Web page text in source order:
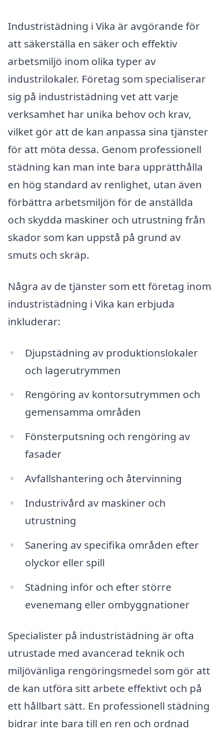
Industristädning i Vika är avgörande för
att säkerställa en säker och effektiv
arbetsmiljö inom olika typer av
industrilokaler. Företag som specialiserar
sig på industristädning vet att varje
verksamhet har unika behov och krav,
vilket gör att de kan anpassa sina tjänster
för att möta dessa. Genom professionell
städning kan man inte bara upprätthålla
en hög standard av renlighet, utan även
förbättra arbetsmiljön för de anställda
och skydda maskiner och utrustning från
skador som kan uppstå på grund av
smuts och skräp.
Några av de tjänster som ett företag inom
industristädning i Vika kan erbjuda
inkluderar:
Djupstädning av produktionslokaler
och lagerutrymmen
Rengöring av kontorsutrymmen och
gemensamma områden
Fönsterputsning och rengöring av
fasader
Avfallshantering och återvinning
Industrivård av maskiner och
utrustning
Sanering av specifika områden efter
olyckor eller spill
Städning inför och efter större
evenemang eller ombyggnationer
Specialister på industristädning är ofta
utrustade med avancerad teknik och
miljövänliga rengöringsmedel som gör att
de kan utföra sitt arbete effektivt och på
ett hållbart sätt. En professionell städning
bidrar inte bara till en ren och ordnad